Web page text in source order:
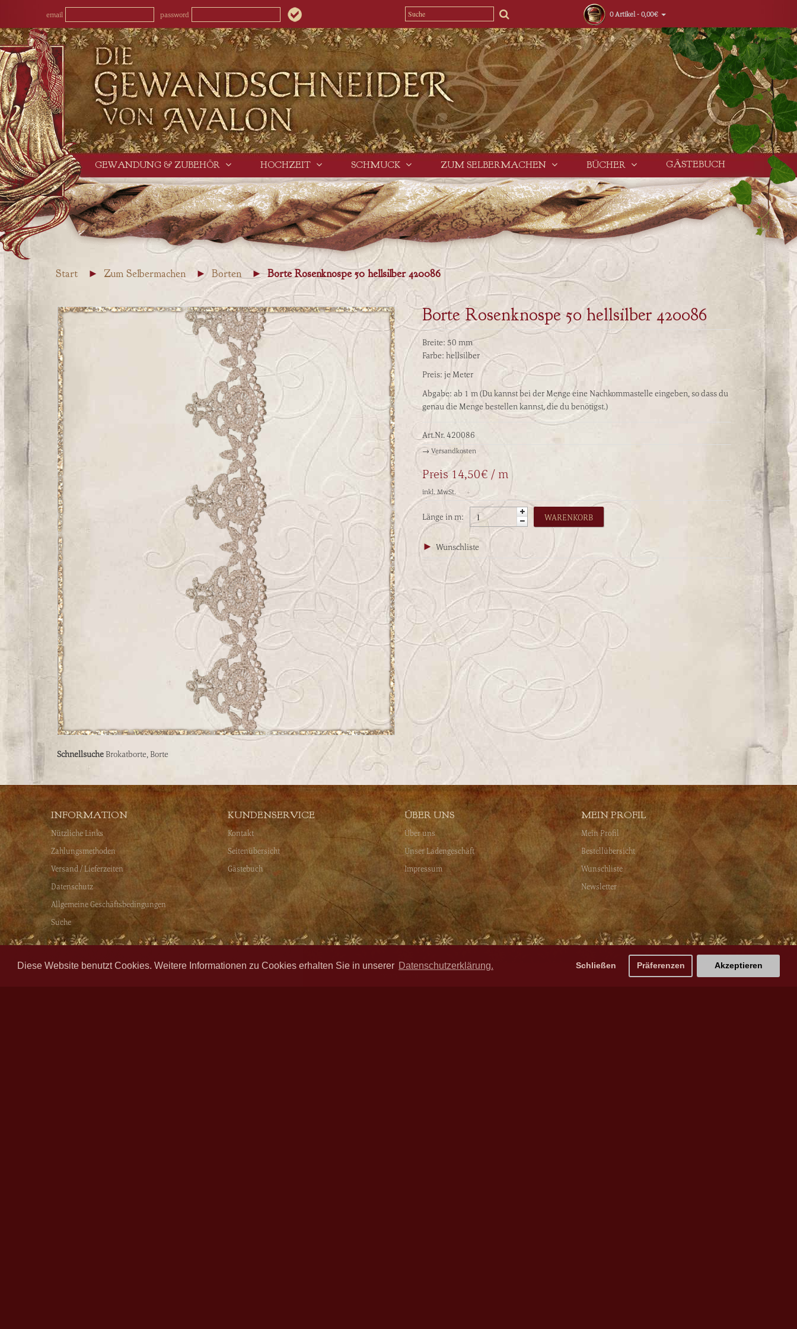
Diese Website benutzt Cookies. Weitere Informationen zu Cookies erhalten Sie in unserer Datenschutzerklärung. Schließen Präferenzen Akzeptieren
email password 0 Artikel - 0,00€
GEWANDUNG & ZUBEHÖR HOCHZEIT SCHMUCK ZUM SELBERMACHEN BÜCHER GÄSTEBUCH
Start Zum Selbermachen Borten Borte Rosenknospe 50 hellsilber 420086
Borte Rosenknospe 50 hellsilber 420086
Breite: 50 mm
Farbe: hellsilber
Preis: je Meter
Abgabe: ab 1 m (Du kannst bei der Menge eine Nachkommastelle eingeben, so dass du
genau die Menge bestellen kannst, die du benötigst.)
Art.Nr.420086
→ Versandkosten
Preis14,50€ / m
inkl. MwSt.
Länge in m:
Wunschliste
Schnellsuche Brokatborte, Borte
INFORMATION
Nützliche Links
Zahlungsmethoden
Versand / Lieferzeiten
Datenschutz
Allgemeine Geschäftsbedingungen
Suche
KUNDENSERVICE
Kontakt
Seitenübersicht
Gästebuch
ÜBER UNS
Über uns
Unser Ladengeschäft
Impressum
MEIN PROFIL
Mein Profil
Bestellübersicht
Wunschliste
Newsletter